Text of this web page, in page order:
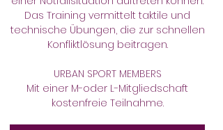
Das Training vermittelt taktile und
technische Übungen, die zur schnellen
Konfliktlösung beitragen.
URBAN SPORT MEMBERS
Mit einer M-oder L-Mitgliedschaft
kostenfreie Teilnahme.